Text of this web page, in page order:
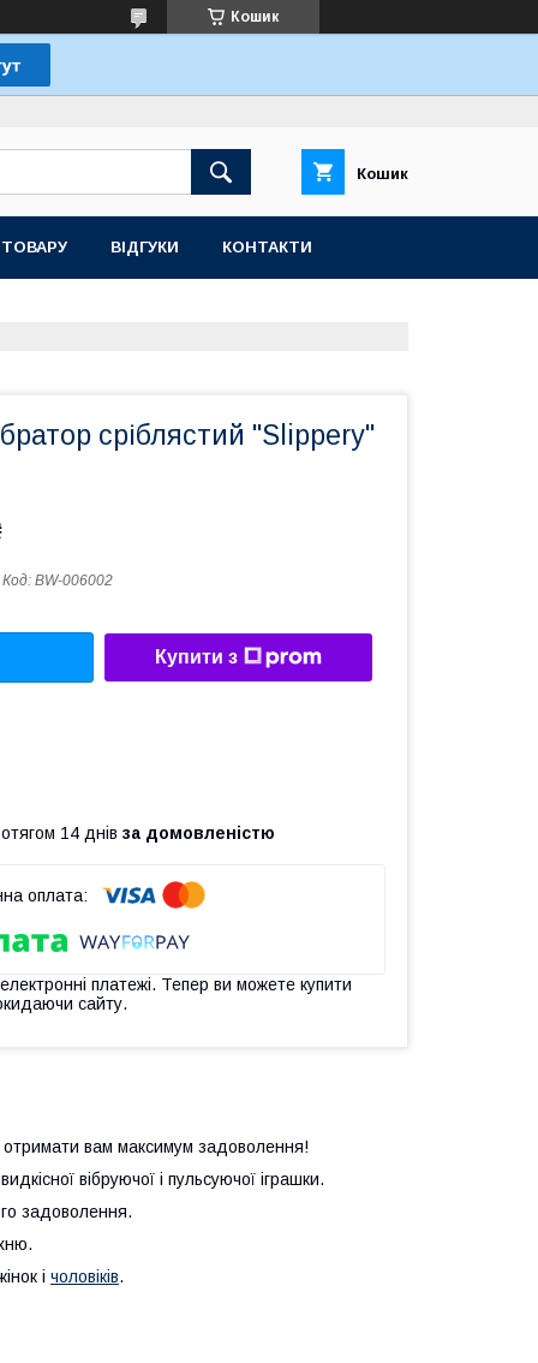
Кошик
Кошик
ВІДГУКИ КОНТАКТИ
сріблястий "Slippery"
Код: BW-006002
Купити з
14 днів за домовленістю
платежі. Тепер ви можете купити
сайту.
вам максимум задоволення!
вібруючої і пульсуючої іграшки.
задоволення.
і чоловіків.